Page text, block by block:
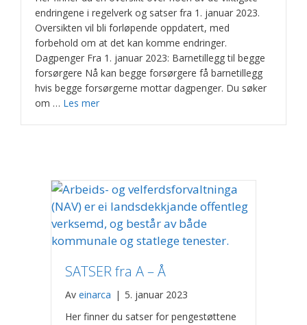
endringene i regelverk og satser fra 1. januar 2023.
Oversikten vil bli forløpende oppdatert, med
forbehold om at det kan komme endringer.
Dagpenger Fra 1. januar 2023: Barnetillegg til begge
forsørgere Nå kan begge forsørgere få barnetillegg
hvis begge forsørgerne mottar dagpenger. Du søker
om … Les mer
SATSER fra A – Å
Av einarca | 5. januar 2023
Her finner du satser for pengestøttene